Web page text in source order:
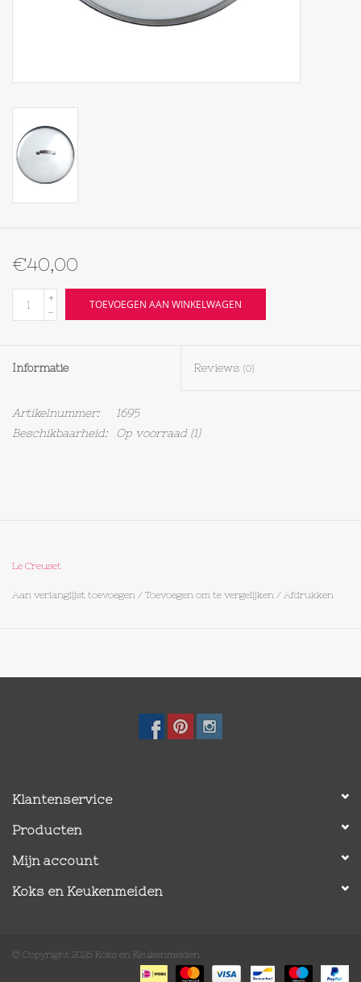
Keukenspullen
Food
Boeken
Textiel
Olieflessen
€40,00
+
-
TOEVOEGEN AAN WINKELWAGEN
Informatie Reviews (0)
Artikelnummer:
1695
Beschikbaarheid:
Op voorraad(1)
Le Creuset
Aan verlanglijst toevoegen / Toevoegen om te vergelijken / Afdrukken
Klantenservice
Producten
Mijn account
Koks en Keukenmeiden
© Copyright 2026 Koks en Keukenmeiden